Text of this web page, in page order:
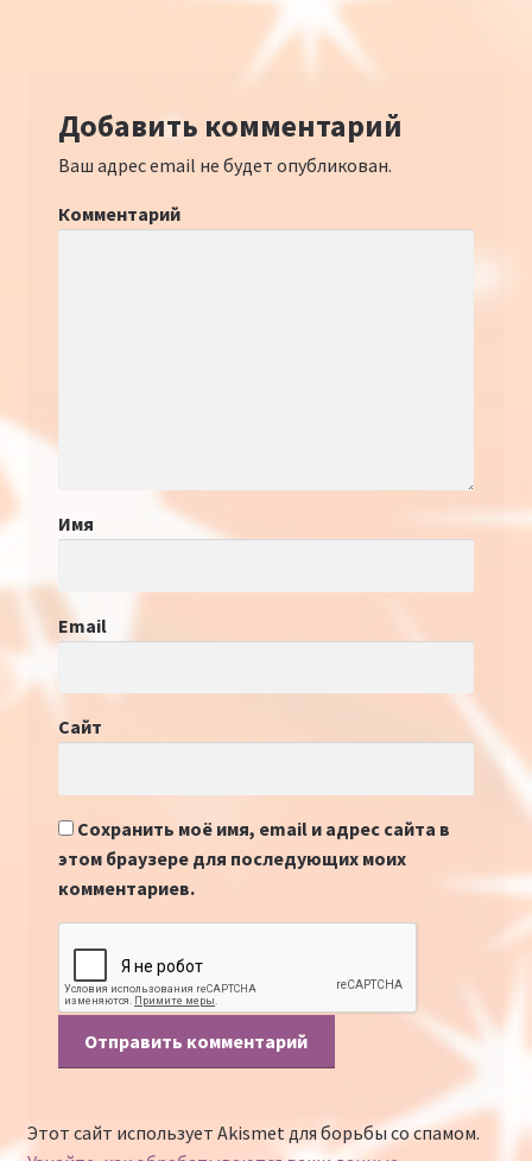
Добавить комментарий
Ваш адрес email не будет опубликован.
Комментарий
Имя
Email
Сайт
Сохранить моё имя, email и адрес сайта в
этом браузере для последующих моих
комментариев.
Этот сайт использует Akismet для борьбы со спамом.